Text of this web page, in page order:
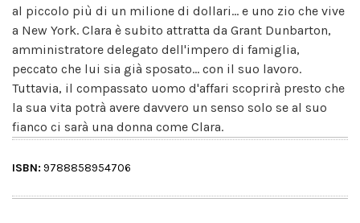
al piccolo più di un milione di dollari... e uno zio che vive
a New York. Clara è subito attratta da Grant Dunbarton,
amministratore delegato dell'impero di famiglia,
peccato che lui sia già sposato... con il suo lavoro.
Tuttavia, il compassato uomo d'affari scoprirà presto che
la sua vita potrà avere davvero un senso solo se al suo
fianco ci sarà una donna come Clara.
ISBN: 9788858954706